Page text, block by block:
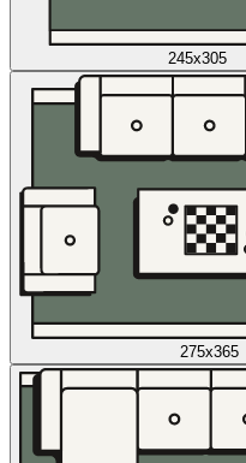
245x305
275x365